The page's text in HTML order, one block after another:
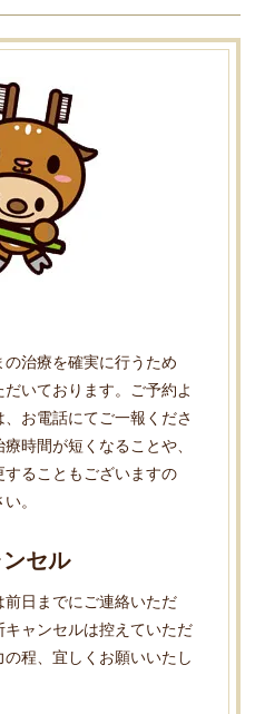
治療を確実に行うため
いております。ご予約よ
お電話にてご一報くださ
時間が短くなることや、
ることもございますの
。
セル
前日までにご連絡いただ
ャンセルは控えていただ
程、宜しくお願いいたし